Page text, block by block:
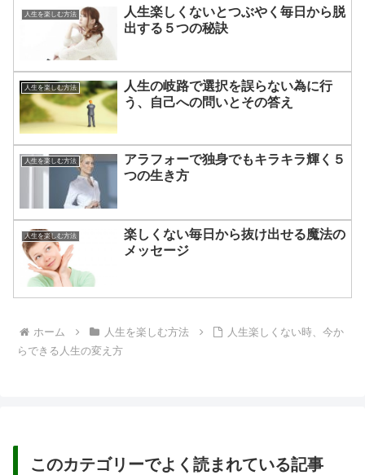
人生を楽しむ方法
人生楽しくないとつぶやく毎日から脱
出する５つの秘訣
人生を楽しむ方法
人生の岐路で選択を誤らない為に行
う、自己への問いとその答え
人生を楽しむ方法
アラフォーで独身でもキラキラ輝く５
つの生き方
人生を楽しむ方法
楽しくない毎日から抜け出せる魔法の
メッセージ
ホーム 人生を楽しむ方法
人生楽しくない時、今か
らできる人生の変え方
このカテゴリーでよく読まれている記事